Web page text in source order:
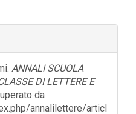
ANNALI SCUOLA
DI LETTERE E
da
annalilettere/articl